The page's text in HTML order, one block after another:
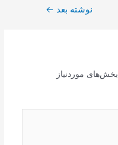
نوشته بعد ←
بخش‌های موردنیاز